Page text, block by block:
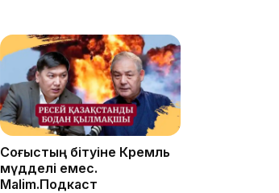
Соғыстың бітуіне Кремль
мүдделі емес.
Malim.Подкаст